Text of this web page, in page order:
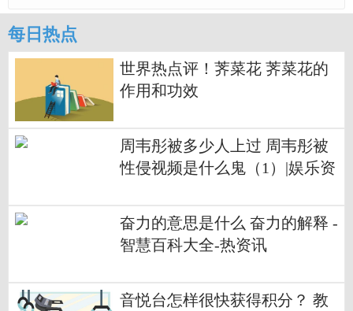
每日热点
世界热点评！荠菜花 荠菜花的
作用和功效
周韦彤被多少人上过 周韦彤被
性侵视频是什么鬼（1）|娱乐资
奋力的意思是什么 奋力的解释 -
智慧百科大全-热资讯
音悦台怎样很快获得积分？ 教